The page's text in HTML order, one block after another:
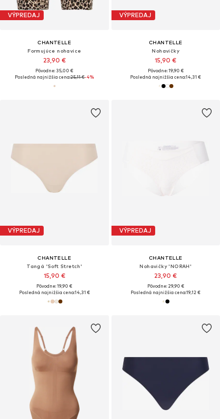
VÝPREDAJ
CHANTELLE
Formujúce nohavice
23,90 €
Pôvodne: 35,00 €
Posledná najnižšia cena:25,11 €-4%
VÝPREDAJ
CHANTELLE
Nohavičky
15,90 €
Pôvodne: 19,90 €
Posledná najnižšia cena:14,31 €
VÝPREDAJ
CHANTELLE
Tangá 'Soft Stretch'
15,90 €
Pôvodne: 19,90 €
Posledná najnižšia cena:14,31 €
VÝPREDAJ
CHANTELLE
Nohavičky 'NORAH'
23,90 €
Pôvodne: 29,90 €
Posledná najnižšia cena:19,12 €